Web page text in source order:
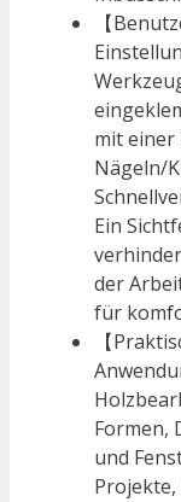
【
mit einer
Nägeln/
Ein
der
für
【
Formen,
und